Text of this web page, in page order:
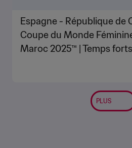
Espagne - République de
Coupe du Monde
Maroc 2025™ | Temps forts
PLUS